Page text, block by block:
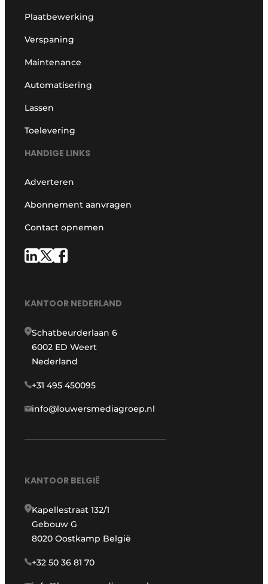
Plaatbewerking
Verspaning
Maintenance
Automatisering
Lassen
Toelevering
HANDIGE LINKS
Adverteren
Abonnement aanvragen
Contact opnemen
KANTOOR NEDERLAND
Schatbeurderlaan 6
6002 ED Weert
Nederland
+31 495 450095
info@louwersmediagroep.nl
KANTOOR BELGIË
Kapellestraat 132/1
Gebouw G
8020 Oostkamp België
+32 50 36 81 70